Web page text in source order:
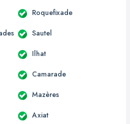
Roquefixade
Sautel
Ilhat
Camarade
Mazères
Axiat